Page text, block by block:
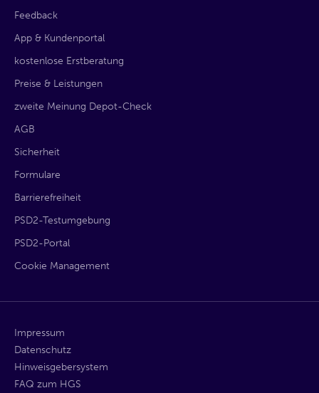
Feedback
App & Kundenportal
kostenlose Erstberatung
Preise & Leistungen
zweite Meinung Depot-Check
AGB
Sicherheit
Formulare
Barrierefreiheit
PSD2-Testumgebung
PSD2-Portal
Cookie Management
Impressum
Datenschutz
Hinweisgebersystem
FAQ zum HGS